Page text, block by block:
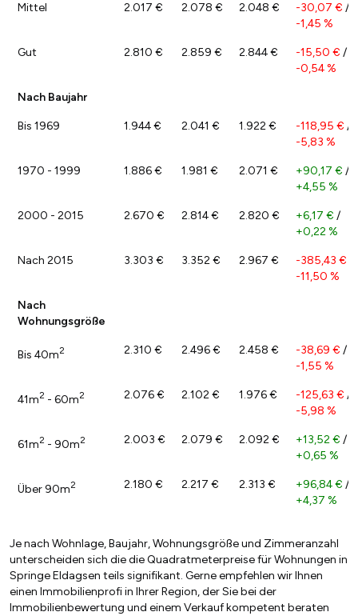
Mittel 2.017 € 2.078 € 2.048 € -30,07 € /
-1,45 %
Gut 2.810 € 2.859 € 2.844 € -15,50 € /
-0,54 %
Nach Baujahr
Bis 1969 1.944 € 2.041 € 1.922 € -118,95 € /
-5,83 %
1970 - 1999 1.886 € 1.981 € 2.071 € +90,17 € /
+4,55 %
2000 - 2015 2.670 € 2.814 € 2.820 € +6,17 € /
+0,22 %
Nach 2015 3.303 € 3.352 € 2.967 € -385,43 €
-11,50 %
Nach
Wohnungsgröße
Bis 40m2 2.310 € 2.496 € 2.458 € -38,69 € /
-1,55 %
41m2 - 60m2 2.076 € 2.102 € 1.976 € -125,63 € /
-5,98 %
61m2 - 90m2 2.003 € 2.079 € 2.092 € +13,52 € /
+0,65 %
Über 90m2 2.180 € 2.217 € 2.313 € +96,84 € /
+4,37 %
Je nach Wohnlage, Baujahr, Wohnungsgröße und Zimmeranzahl
unterscheiden sich die die Quadratmeterpreise für Wohnungen in
Springe Eldagsen teils signifikant. Gerne empfehlen wir Ihnen
einen Immobilienprofi in Ihrer Region, der Sie bei der
Immobilienbewertung und einem Verkauf kompetent beraten